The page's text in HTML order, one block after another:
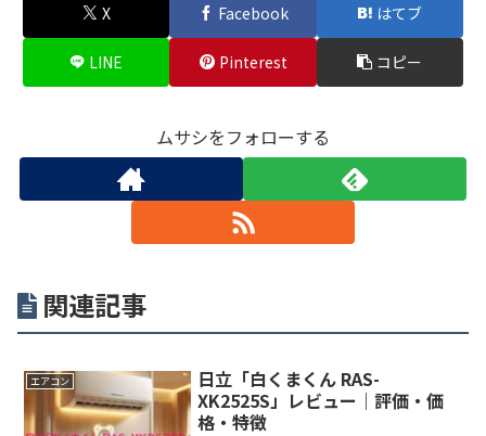
X Facebook はてブ
LINE Pinterest コピー
ムサシをフォローする
関連記事
エアコン
日立「白くまくん RAS-
XK2525S」レビュー｜評価・価
格・特徴